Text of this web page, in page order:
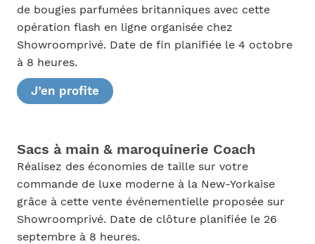
de bougies parfumées britanniques avec cette
opération flash en ligne organisée chez
Showroomprivé. Date de fin planifiée le 4 octobre
à 8 heures.
J’en profite
Sacs à main & maroquinerie Coach
Réalisez des économies de taille sur votre
commande de luxe moderne à la New-Yorkaise
grâce à cette vente événementielle proposée sur
Showroomprivé. Date de clôture planifiée le 26
septembre à 8 heures.